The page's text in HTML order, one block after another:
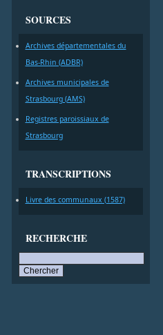
SOURCES
Archives départementales du
Bas-Rhin (ADBR)
Archives municipales de
Strasbourg (AMS)
Registres paroissiaux de
Strasbourg
TRANSCRIPTIONS
Livre des communaux (1587)
RECHERCHE